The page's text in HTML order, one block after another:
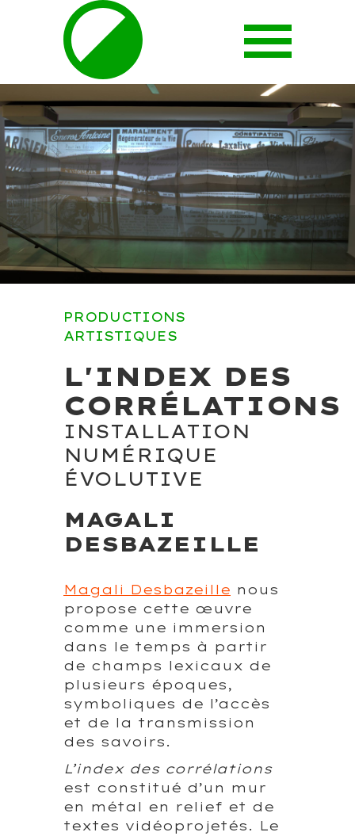
PRODUCTIONS
ARTISTIQUES
L'INDEX DES
CORRÉLATIONS
INSTALLATION
NUMÉRIQUE
ÉVOLUTIVE
MAGALI
DESBAZEILLE
Magali Desbazeille nous
propose cette œuvre
comme une immersion
dans le temps à partir
de champs lexicaux de
plusieurs époques,
symboliques de l’accès
et de la transmission
des savoirs.
L’index des corrélations
est constitué d’un mur
en métal en relief et de
textes vidéoprojetés. Le